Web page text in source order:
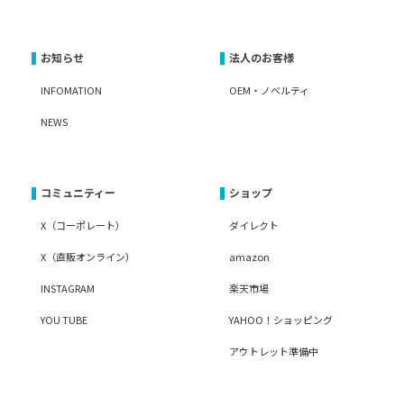
お知らせ
INFOMATION
NEWS
法人のお客様
OEM・ノベルティ
コミュニティー
X（コーポレート）
X（直販オンライン）
INSTAGRAM
YOU TUBE
ショップ
ダイレクト
amazon
楽天市場
YAHOO！ショッピング
アウトレット準備中